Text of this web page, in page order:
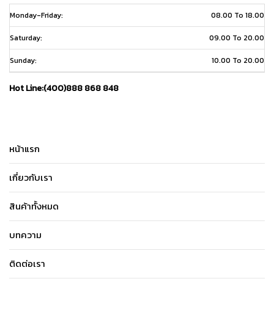
Monday-Friday: 08.00 To 18.00
Saturday: 09.00 To 20.00
Sunday: 10.00 To 20.00
Hot Line:(400)888 868 848
หน้าแรก
เกี่ยวกับเรา
สินค้าทั้งหมด
บทความ
ติดต่อเรา